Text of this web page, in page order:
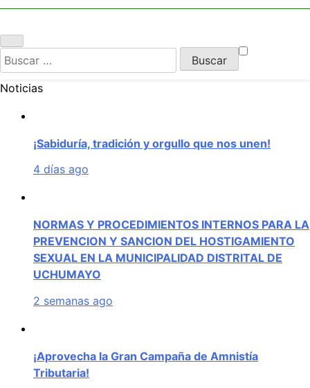
Buscar:
Noticias
¡Sabiduría, tradición y orgullo que nos unen!
4 días ago
NORMAS Y PROCEDIMIENTOS INTERNOS PARA LA
PREVENCION Y SANCION DEL HOSTIGAMIENTO
SEXUAL EN LA MUNICIPALIDAD DISTRITAL DE
UCHUMAYO
2 semanas ago
¡Aprovecha la Gran Campaña de Amnistía
Tributaria!